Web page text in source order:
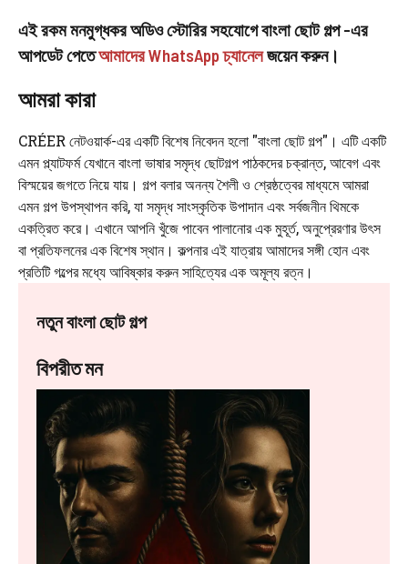
এই রকম মনমুগ্ধকর অডিও স্টোরির সহযোগে বাংলা ছোট গল্প -এর
আপডেট পেতেআমাদের WhatsApp চ্যানেলজয়েন করুন।
আমরা কারা
CRÉER নেটওয়ার্ক-এর একটি বিশেষ নিবেদন হলো "বাংলা ছোট গল্প"। এটি একটি
এমন প্ল্যাটফর্ম যেখানে বাংলা ভাষার সমৃদ্ধ ছোটগল্প পাঠকদের চক্রান্ত, আবেগ এবং
বিস্ময়ের জগতে নিয়ে যায়। গল্প বলার অনন্য শৈলী ও শ্রেষ্ঠত্বের মাধ্যমে আমরা
এমন গল্প উপস্থাপন করি, যা সমৃদ্ধ সাংস্কৃতিক উপাদান এবং সর্বজনীন থিমকে
একত্রিত করে। এখানে আপনি খুঁজে পাবেন পালানোর এক মুহূর্ত, অনুপ্রেরণার উৎস
বা প্রতিফলনের এক বিশেষ স্থান। কল্পনার এই যাত্রায় আমাদের সঙ্গী হোন এবং
প্রতিটি গল্পের মধ্যে আবিষ্কার করুন সাহিত্যের এক অমূল্য রত্ন।
নতুন বাংলা ছোট গল্প
বিপরীত মন